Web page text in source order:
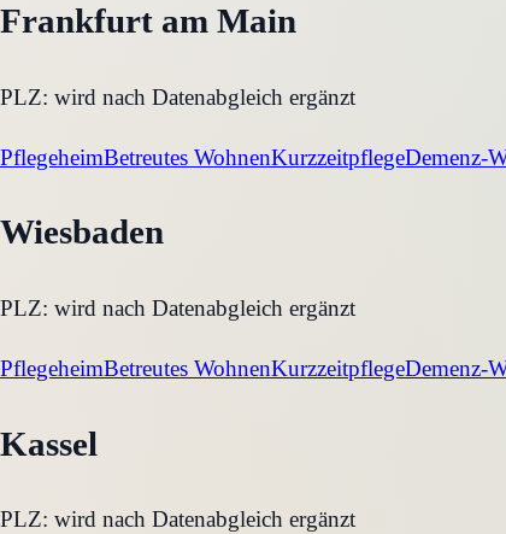
Frankfurt am Main
PLZ: wird nach Datenabgleich ergänzt
PflegeheimBetreutes WohnenKurzzeitpflegeDemenz-
Wiesbaden
PLZ: wird nach Datenabgleich ergänzt
PflegeheimBetreutes WohnenKurzzeitpflegeDemenz-
Kassel
PLZ: wird nach Datenabgleich ergänzt